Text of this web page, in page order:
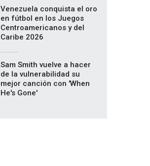
Venezuela conquista el oro
en fútbol en los Juegos
Centroamericanos y del
Caribe 2026
Sam Smith vuelve a hacer
de la vulnerabilidad su
mejor canción con 'When
He's Gone'